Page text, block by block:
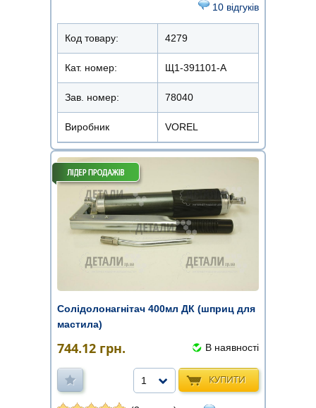
10 відгуків
Код товару: 4279
Кат. номер: Щ1-391101-А
Зав. номер: 78040
Виробник VOREL
Солідолонагнітач 400мл ДК (шприц для
мастила)
744.12 грн. В наявності
КУПИТИ
1